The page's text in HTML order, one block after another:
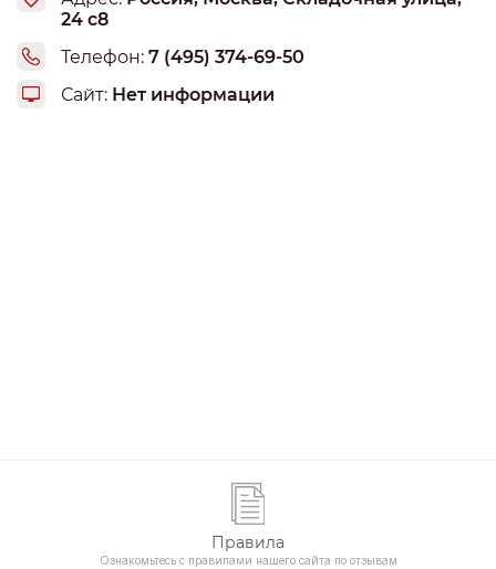
24 с8
Телефон: 7 (495) 374-69-50
Сайт: Нет информации
Правила
Ознакомьтесь с правилами нашего сайта по отзывам